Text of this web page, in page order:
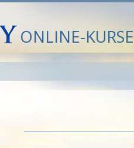
ONLINE-